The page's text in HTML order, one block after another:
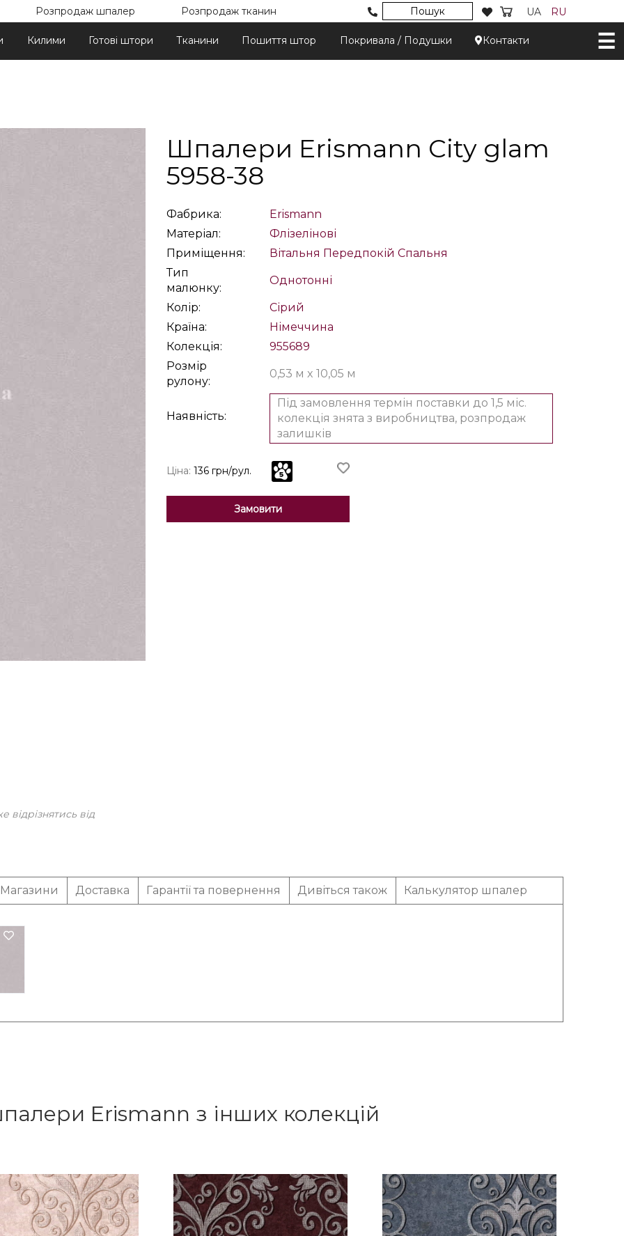
Розпродаж шпалер Розпродаж тканин Пошук UA RU
Килими Готові штори Тканини Пошиття штор Покривала / Подушки Контакти
від
Шпалери Erismann City glam
5958-38
Фабрика:
Erismann
Матеріал:
Флізелінові
Приміщення:
Вітальня Передпокій Спальня
Тип
малюнку:
Однотонні
Колір:
Сірий
Країна:
Німеччина
Колекція:
955689
Розмір
рулону:
0,53 м x 10,05 м
Наявність:
Під замовлення термін поставки до 1,5 міс.
колекція знята з виробництва, розпродаж
залишків
Ціна: 136 грн/рул.
Замовити
Магазини Доставка Гарантії та повернення Дивіться також Калькулятор шпалер
Erismann з інших колекцій